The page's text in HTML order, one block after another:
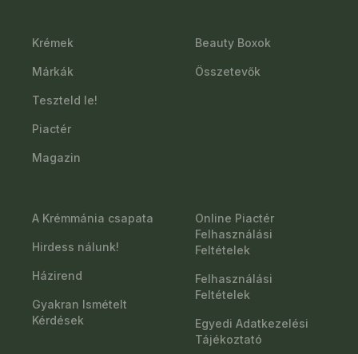
Krémek
Márkák
Teszteld le!
Piactér
Magazin
Beauty Boxok
Összetevők
A Krémmánia csapata
Hirdess nálunk!
Házirend
Gyakran Ismételt
Kérdések
Online Piactér
Felhasználási
Feltételek
Felhasználási
Feltételek
Egyedi Adatkezelési
Tájékoztató